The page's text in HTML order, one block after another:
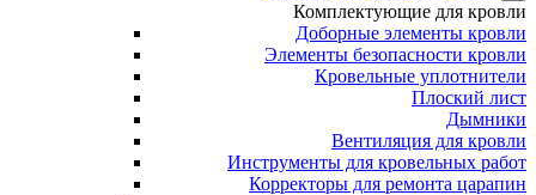
Комплектующие для кровли
Доборные элементы кровли
Элементы безопасности кровли
Кровельные уплотнители
Плоский лист
Дымники
Вентиляция для кровли
Инструменты для кровельных работ
Корректоры для ремонта царапин